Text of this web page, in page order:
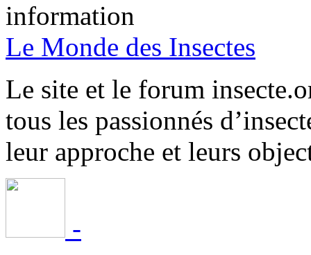
information
Le Monde des Insectes
Le site et le forum
tous les passionnés
leur approche et leurs
-